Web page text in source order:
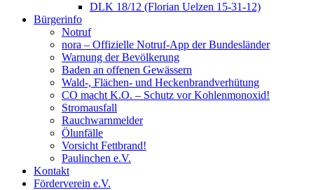
DLK 18/12 (Florian Uelzen 15-31-12)
Bürgerinfo
Notruf
nora – Offizielle Notruf-App der Bundesländer
Warnung der Bevölkerung
Baden an offenen Gewässern
Wald-, Flächen- und Heckenbrandverhütung
CO macht K.O. – Schutz vor Kohlenmonoxid!
Stromausfall
Rauchwarnmelder
Ölunfälle
Vorsicht Fettbrand!
Paulinchen e.V.
Kontakt
Förderverein e.V.